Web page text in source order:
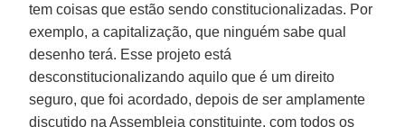
tem coisas que estão sendo constitucionalizadas. Por
exemplo, a capitalização, que ninguém sabe qual
desenho terá. Esse projeto está
desconstitucionalizando aquilo que é um direito
seguro, que foi acordado, depois de ser amplamente
discutido na Assembleia constituinte, com todos os